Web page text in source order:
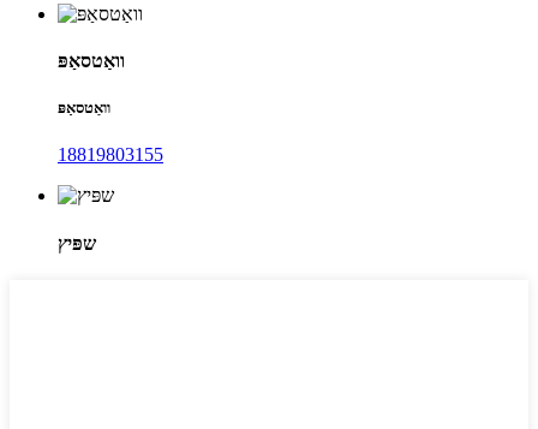
וואַטסאַפּ
וואַטסאַפּ
18819803155
שפּיץ